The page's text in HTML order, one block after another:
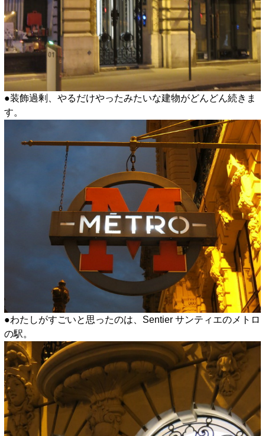
●装飾過剰、やるだけやったみたいな建物がどんどん続きま
す。
●わたしがすごいと思ったのは、Sentier サンティエのメトロ
の駅。